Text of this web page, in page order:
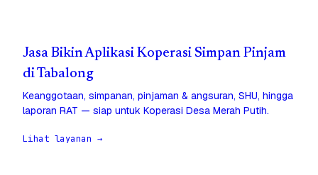
Jasa Bikin Aplikasi Koperasi Simpan Pinjam
di Tabalong
Keanggotaan, simpanan, pinjaman & angsuran, SHU, hingga
laporan RAT — siap untuk Koperasi Desa Merah Putih.
Lihat layanan →